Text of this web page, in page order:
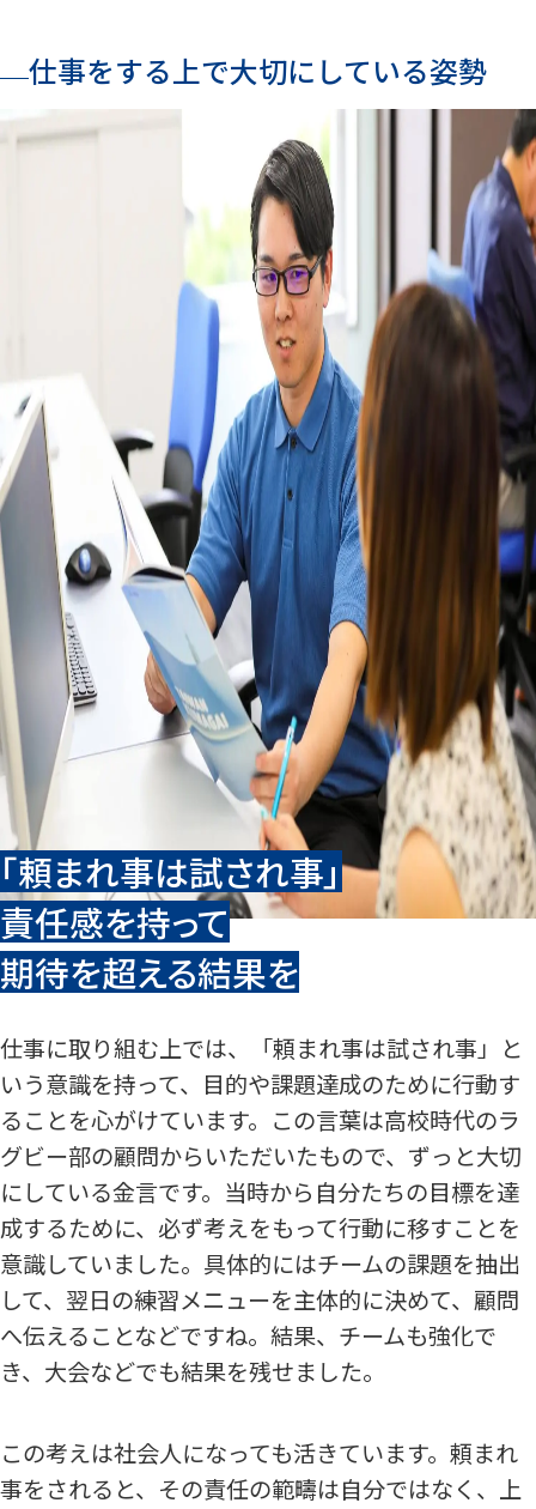
仕事をする上で大切にしている姿勢
「頼まれ事は試され事」
責任感を持って
期待を超える結果を
仕事に取り組む上では、「頼まれ事は試され事」と
いう意識を持って、目的や課題達成のために行動す
ることを心がけています。この言葉は高校時代のラ
グビー部の顧問からいただいたもので、ずっと大切
にしている金言です。当時から自分たちの目標を達
成するために、必ず考えをもって行動に移すことを
意識していました。具体的にはチームの課題を抽出
して、翌日の練習メニューを主体的に決めて、顧問
へ伝えることなどですね。結果、チームも強化で
き、大会などでも結果を残せました。
この考えは社会人になっても活きています。頼まれ
事をされると、その責任の範疇は自分ではなく、上